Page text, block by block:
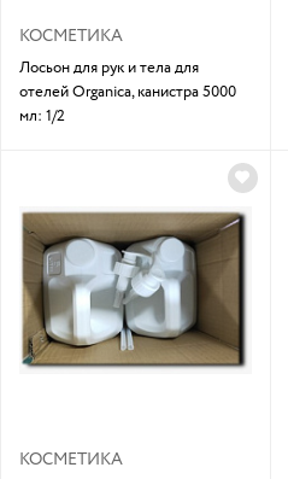
КОСМЕТИКА
Лосьон для рук и тела для
отелей Organica, канистра 5000
мл: 1/2
КОСМЕТИКА